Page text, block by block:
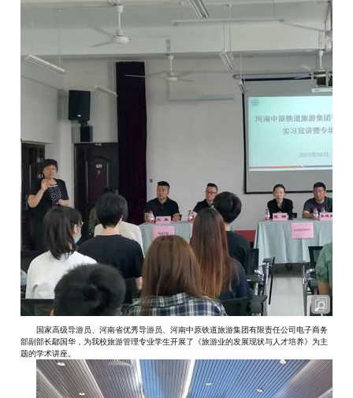
国家高级导游员、河南省优秀导游员、河南中原铁道旅游集团有限责任公司电子商务
部副部长鄢国华，为我校旅游管理专业学生开展了《旅游业的发展现状与人才培养》为主
题的学术讲座。